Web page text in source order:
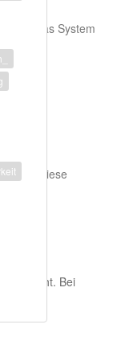
Sie das System
sie diese
entspricht. Bei